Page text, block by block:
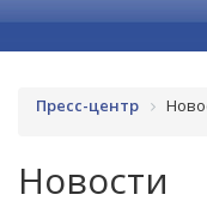
Пресс-центр
Новости